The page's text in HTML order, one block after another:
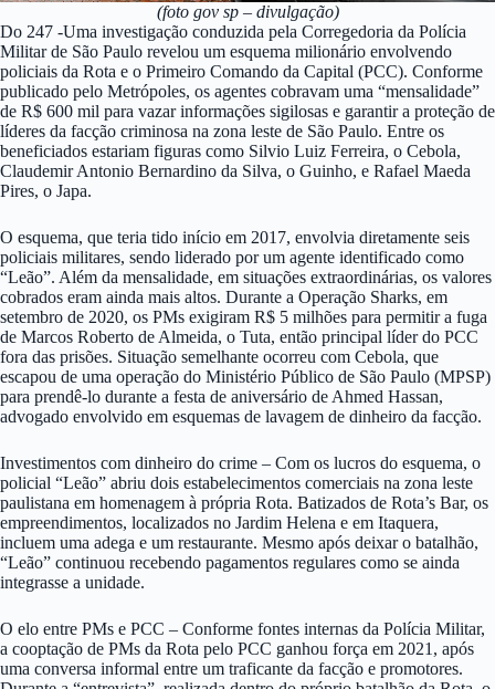
(foto gov sp – divulgação)
Do 247 -Uma investigação conduzida pela Corregedoria da Polícia
Militar de São Paulo revelou um esquema milionário envolvendo
policiais da Rota e o Primeiro Comando da Capital (PCC). Conforme
publicado pelo Metrópoles, os agentes cobravam uma “mensalidade”
de R$ 600 mil para vazar informações sigilosas e garantir a proteção de
líderes da facção criminosa na zona leste de São Paulo. Entre os
beneficiados estariam figuras como Silvio Luiz Ferreira, o Cebola,
Claudemir Antonio Bernardino da Silva, o Guinho, e Rafael Maeda
Pires, o Japa.
O esquema, que teria tido início em 2017, envolvia diretamente seis
policiais militares, sendo liderado por um agente identificado como
“Leão”. Além da mensalidade, em situações extraordinárias, os valores
cobrados eram ainda mais altos. Durante a Operação Sharks, em
setembro de 2020, os PMs exigiram R$ 5 milhões para permitir a fuga
de Marcos Roberto de Almeida, o Tuta, então principal líder do PCC
fora das prisões. Situação semelhante ocorreu com Cebola, que
escapou de uma operação do Ministério Público de São Paulo (MPSP)
para prendê-lo durante a festa de aniversário de Ahmed Hassan,
advogado envolvido em esquemas de lavagem de dinheiro da facção.
Investimentos com dinheiro do crime – Com os lucros do esquema, o
policial “Leão” abriu dois estabelecimentos comerciais na zona leste
paulistana em homenagem à própria Rota. Batizados de Rota’s Bar, os
empreendimentos, localizados no Jardim Helena e em Itaquera,
incluem uma adega e um restaurante. Mesmo após deixar o batalhão,
“Leão” continuou recebendo pagamentos regulares como se ainda
integrasse a unidade.
O elo entre PMs e PCC – Conforme fontes internas da Polícia Militar,
a cooptação de PMs da Rota pelo PCC ganhou força em 2021, após
uma conversa informal entre um traficante da facção e promotores.